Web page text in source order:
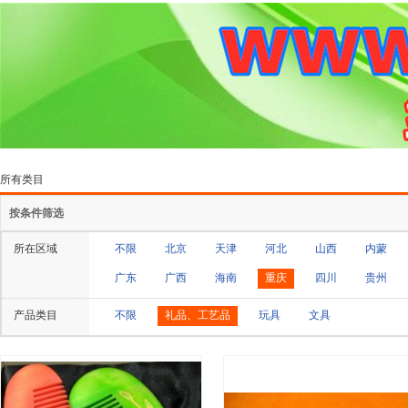
所有类目
按条件筛选
所在区域 不限 北京 天津 河北 山西 内蒙
广东 广西 海南 重庆 四川 贵州
产品类目 不限 礼品、工艺品 玩具 文具